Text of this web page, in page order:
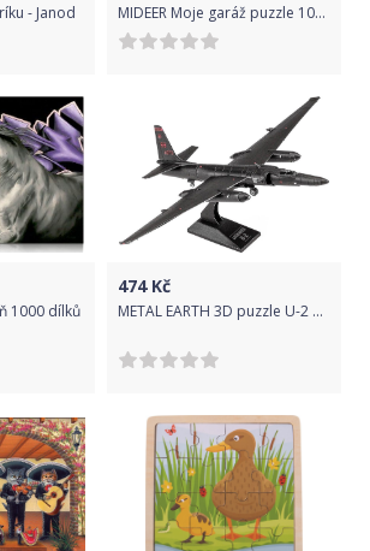
- Janod
MIDEER Moje garáž puzzle 104 dílků
1000 dílků
474Kč
METAL EARTH 3D puzzle U-2 Dragon Lady